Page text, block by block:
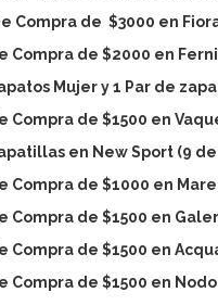
Compra de $3000 en
Compra de $2000 en
Mujer y 1 Par de
Compra de $1500 en
en New Sport (9 de
Compra de $1000 en
Compra de $1500 en
Compra de $1500 en
Compra de $1500 en Nodo